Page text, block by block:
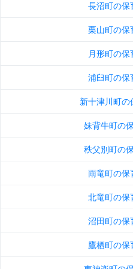
長沼町の保
栗山町の保
月形町の
浦臼町の保
新十津川町の
妹背牛町の
秩父別町の
雨竜町の保
北竜町の保
沼田町の保
鷹栖町の保